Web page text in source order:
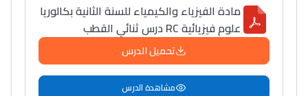
مادة الفيزياء والكيمياء للسنة الثانية بكالوريا
علوم فيزيائية RC درس ثنائي القطب
تحميل الدرس
مشاهدة الدرس